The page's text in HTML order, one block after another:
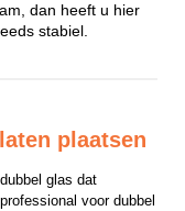
dan heeft u hier
stabiel.
plaatsen
glas dat
voor dubbel